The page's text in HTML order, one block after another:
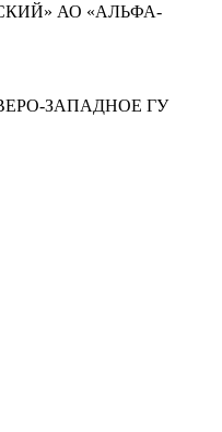
АО «АЛЬФА-
ЗАПАДНОЕ ГУ